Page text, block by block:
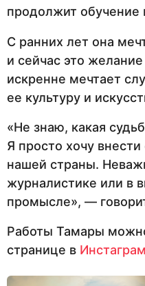
продолжит обучение
С ранних лет она
и сейчас это
искренне мечтает
ее культуру и
«Не знаю, какая
Я просто хочу
нашей страны.
журналистике или в
промысле», —
Работы Тамары
странице в Инстаграм